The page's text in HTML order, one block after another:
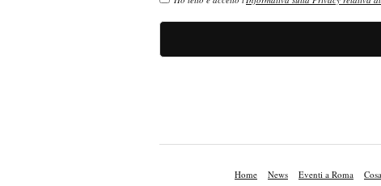
Home News Eventi a Roma